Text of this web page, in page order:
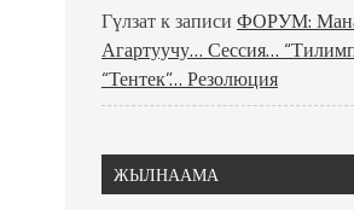
Гүлзатк записи ФОРУМ:
Агартуучу… Сессия…
“Тентек”… Резолюция
ЖЫЛНААМА